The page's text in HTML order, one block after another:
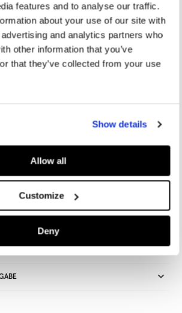
features and to analyse our traffic.
about your use of our site with
and analytics partners who
other information that you’ve
that they’ve collected from your use
Show details
Allow all
Customize
Deny
Abholung
im Store
Kostenlose lieferung ab 80€.